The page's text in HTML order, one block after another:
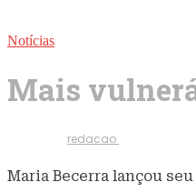
Notícias
Mais
redacao
Maria Becerra lançou